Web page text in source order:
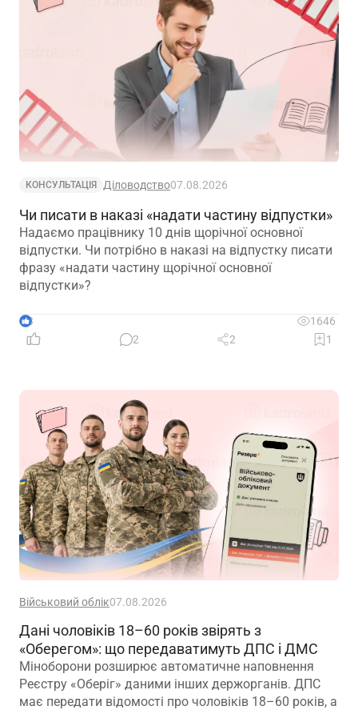
КОНСУЛЬТАЦІЯ Діловодство07.08.2026
Чи писати в наказі «надати частину відпустки»
Надаємо працівнику 10 днів щорічної основної
відпустки. Чи потрібно в наказі на відпустку писати
фразу «надати частину щорічної основної
відпустки»?
3
1646
2
2 1
Військовий облік07.08.2026
Дані чоловіків 18–60 років звірять з
«Оберегом»: що передаватимуть ДПС і ДМС
Міноборони розширює автоматичне наповнення
Реєстру «Оберіг» даними інших держорганів. ДПС
має передати відомості про чоловіків 18–60 років, а